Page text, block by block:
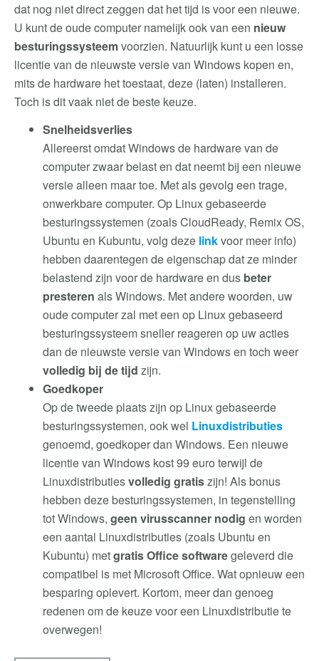
dat nog niet direct zeggen dat het tijd is voor een nieuwe.
U kunt de oude computer namelijk ook van een nieuw
besturingssysteemvoorzien. Natuurlijk kunt u een losse
licentie van de nieuwste versie van Windows kopen en,
mits de hardware het toestaat, deze (laten) installeren.
Toch is dit vaak niet de beste keuze.
Snelheidsverlies
Allereerst omdat Windows de hardware van de
computer zwaar belast en dat neemt bij een nieuwe
versie alleen maar toe. Met als gevolg een trage,
onwerkbare computer. Op Linux gebaseerde
besturingssystemen (zoals CloudReady, Remix OS,
Ubuntu en Kubuntu, volg deze linkvoor meer info)
hebben daarentegen de eigenschap dat ze minder
belastend zijn voor de hardware en dus beter
presteren als Windows. Met andere woorden, uw
oude computer zal met een op Linux gebaseerd
besturingssysteem sneller reageren op uw acties
dan de nieuwste versie van Windows en toch weer
volledig bij de tijd zijn.
Goedkoper
Op de tweede plaats zijn op Linux gebaseerde
besturingssystemen, ook wel Linuxdistributies
genoemd, goedkoper dan Windows. Een nieuwe
licentie van Windows kost 99 euro terwijl de
Linuxdistributiesvolledig gratiszijn! Als bonus
hebben deze besturingssystemen, in tegenstelling
tot Windows, geen virusscanner nodig en worden
een aantal Linuxdistributies (zoals Ubuntu en
Kubuntu) metgratis Office softwaregeleverd die
compatibel is met Microsoft Office. Wat opnieuw een
besparing oplevert. Kortom, meer dan genoeg
redenen om de keuze voor een Linuxdistributie te
overwegen!